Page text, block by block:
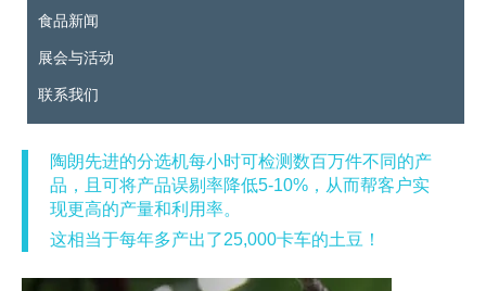
食品新闻
展会与活动
联系我们
陶朗先进的分选机每小时可检测数百万件不同的产
品，且可将产品误剔率降低5-10%，从而帮客户实
现更高的产量和利用率。
这相当于每年多产出了25,000卡车的土豆！